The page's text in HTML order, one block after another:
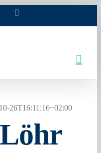
26T16:11:16+02:00